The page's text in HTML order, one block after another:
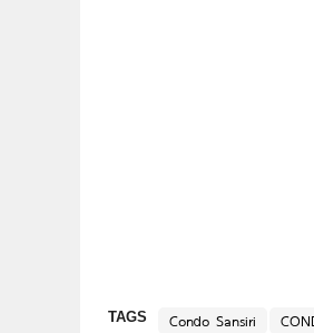
TAGS Condo Sansiri